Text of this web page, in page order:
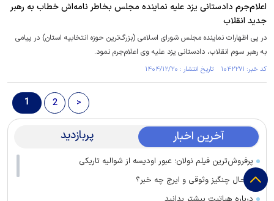
اعلام‌جرم دادستانی یزد علیه نماینده مجلس بخاطر نامه‌اش خطاب به رهبر
جدید انقلاب
در پی اظهارات نماینده مجلس شورای اسلامی (بزرگ‌ترین حوزه انتخابیه استان) در پیامی
به رهبر سوم انقلاب، دادستانی یزد علیه وی اعلام‌جرم نمود.
کد خبر: ۱۰۴۲۲۷۱ تاریخ انتشار : ۱۴۰۴/۱۲/۲۰
1 2 >
آخرین اخبار پربازدید
پرفروش‌ترین فیلم نولان؛ عبور اودیسه از شوالیه تاریکی
از حال چنگیز وثوقی و ایرج چه خبر؟